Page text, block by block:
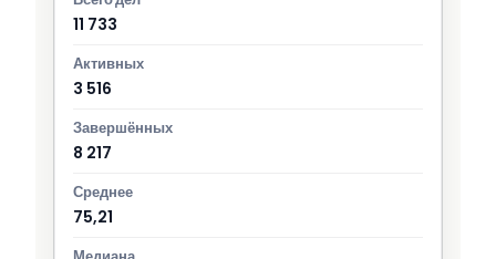
11 733
3 516
8 217
75,21